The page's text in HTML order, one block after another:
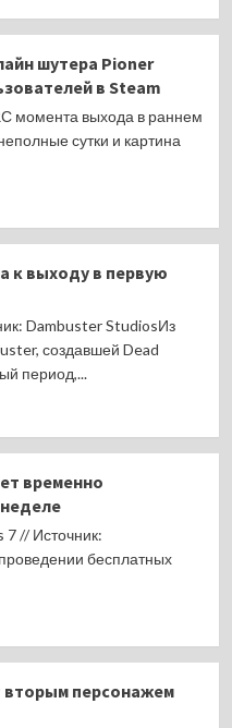
шутера Pioner
в Steam
момента выхода в раннем
сутки и картина
к выходу в первую
Dambuster StudiosИз
создавшей Dead
период,...
временно
7 // Источник:
бесплатных
вторым персонажем